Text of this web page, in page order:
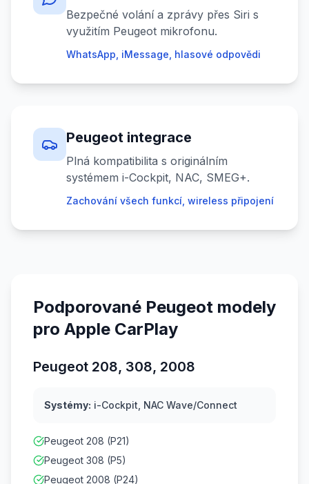
Bezpečné volání a zprávy přes Siri s
využitím Peugeot mikrofonu.
WhatsApp, iMessage, hlasové odpovědi
Peugeot integrace
Plná kompatibilita s originálním
systémem i-Cockpit, NAC, SMEG+.
Zachování všech funkcí, wireless připojení
Podporované Peugeot modely
pro Apple CarPlay
Peugeot 208, 308, 2008
Systémy: i-Cockpit, NAC Wave/Connect
Peugeot 208 (P21)
Peugeot 308 (P5)
Peugeot 2008 (P24)